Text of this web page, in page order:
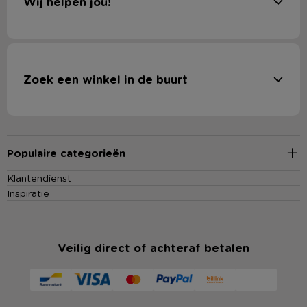
dan onzefolderom niet een aanbieding te missen!
Zoek een winkel in de buurt
Populaire categorieën
Klantendienst
Inspiratie
Veilig direct of achteraf betalen